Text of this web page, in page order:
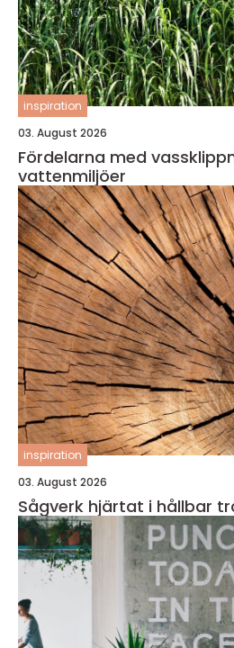
inspiration
03. August 2026
Fördelarna med
vattenmiljöer
inspiration
03. August 2026
Sågverk hjärtat i